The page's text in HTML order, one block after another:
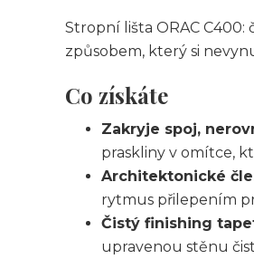
Stropní lišta ORAC
způsobem, který si
Co získáte
Zakryje spoj,
praskliny v omítce,
Architektonické
rytmus přilepením
Čistý finishing
upravenou stěnu